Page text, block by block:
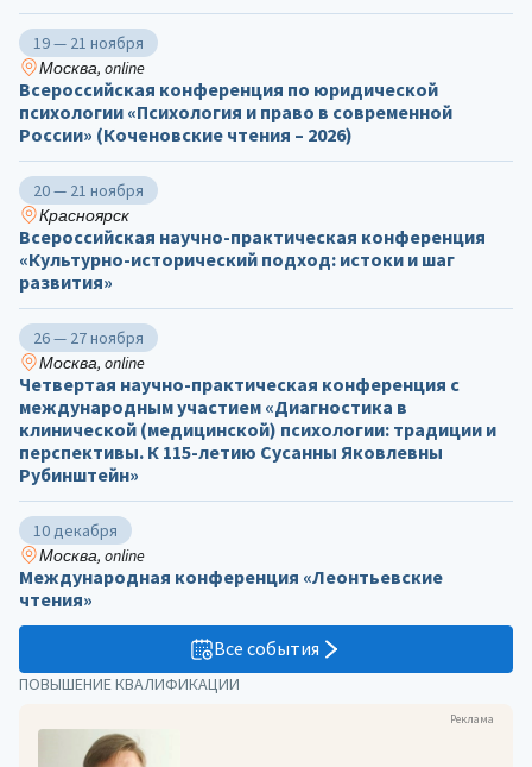
ПОВЫШЕНИЕ КВАЛИФИКАЦИИ
Реклама
19 — 21 ноября
Москва, online
Всероссийская конференция по юридической
психологии «Психология и право в современной
России» (Коченовские чтения – 2026)
20 — 21 ноября
Красноярск
Всероссийская научно-практическая конференция
«Культурно-исторический подход: истоки и шаг
развития»
26 — 27 ноября
Москва, online
Четвертая научно-практическая конференция с
международным участием «Диагностика в
клинической (медицинской) психологии: традиции и
перспективы. К 115-летию Сусанны Яковлевны
Рубинштейн»
10 декабря
Москва, online
Международная конференция «Леонтьевские
чтения»
Все события